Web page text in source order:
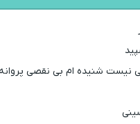
نیست شنیده ام بی نقصی